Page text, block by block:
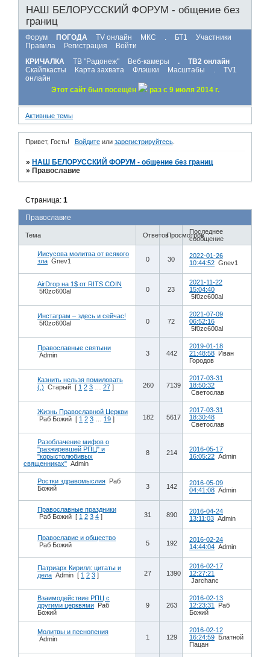
НАШ БЕЛОРУССКИЙ ФОРУМ - общение без
границ
Форум ПОГОДА TV онлайн МКС . БТ1
Участники
Правила
Регистрация
Войти
КРИЧАЛКА
ТВ "Радонеж" Веб-камеры .
ТВ2 онлайн
Скайпкасты
Карта захвата Флэшки Масштабы .
TV1
онлайн
Этот сайт был посещён
раз с 9 июля 2014 г.
Активные темы
Привет, Гость! Войдитеили зарегистрируйтесь.
» НАШ БЕЛОРУССКИЙ ФОРУМ - общение без границ
» Православие
Православие
Страница:1
Тема ОтветовПросмотровПоследнее
сообщение
Иисусова молитва от всякого
зла Gnev1 0 30
2022-01-26
10:44:52 Gnev1
AirDrop на 1$ от RITS COIN
5f0zc600al
0 23
2021-11-22
15:04:40
5f0zc600al
Инстаграм – здесь и сейчас!
5f0zc600al
0 72
2021-07-09
06:52:16
5f0zc600al
Православные святыни
Admin
3 442
2019-01-18
21:48:58 Иван
Городов
Казнить нельзя помиловать
(,) Старый [ 1 2 3 27 ] 260 7139
2017-03-31
18:50:32
Cветослав
Жизнь Православной Церкви
Раб Божий [ 1 2 3 19 ] 182 5617
2017-03-31
18:30:48
Cветослав
Разоблачение мифов о
"разжиревшей РПЦ" и
"корыстолюбивых
священниках" Admin
8 214
2016-05-17
16:05:22 Admin
Ростки здравомыслия Раб
Божий
3 142
2016-05-09
04:41:08 Admin
Православные праздники
Раб Божий [ 1 2 3 4 ] 31 890
2016-04-24
13:11:03 Admin
Православие и общество
Раб Божий
5 192
2016-02-24
14:44:04 Admin
Патриарх Кирилл: цитаты и
дела Admin [ 1 2 3 ] 27 1390
2016-02-17
12:27:21
Jarchanc
Взаимодействие РПЦ с
другими церквями Раб
Божий
9 263
2016-02-13
12:23:31
Раб
Божий
Молитвы и песнопения
Admin
1 129
2016-02-12
16:24:59 Блатной
Пацан